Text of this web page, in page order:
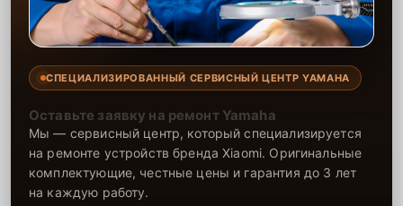
СПЕЦИАЛИЗИРОВАННЫЙ СЕРВИСНЫЙ ЦЕНТР YAMAHA
Оставьте заявку на ремонт Yamaha
Мы — сервисный центр, который специализируется
на ремонте устройств бренда Xiaomi. Оригинальные
комплектующие, честные цены и гарантия до 3 лет
на каждую работу.